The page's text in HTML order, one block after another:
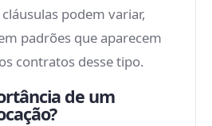
podem variar,
padrões que aparecem
contratos desse tipo.
de um